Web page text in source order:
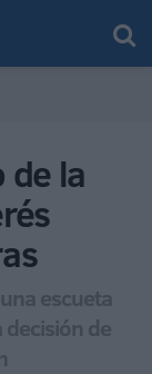
de la
escueta
de